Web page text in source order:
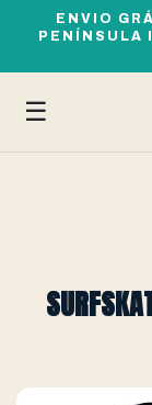
ENVIO
PENÍNSULA
☰